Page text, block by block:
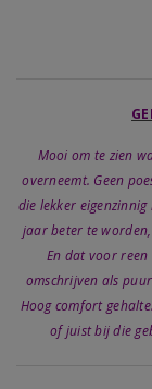
Mooi om te zien
overneemt. Geen
die lekker
jaar beter te
En dat voor
omschrijven als
Hoog comfort
of juist bij die